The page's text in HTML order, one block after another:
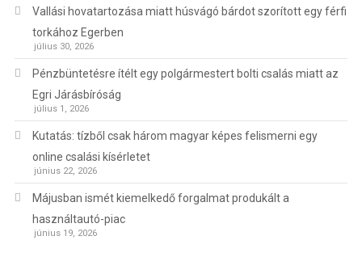
Vallási hovatartozása miatt húsvágó bárdot szorított egy férfi
torkához Egerben
július 30, 2026
Pénzbüntetésre ítélt egy polgármestert bolti csalás miatt az
Egri Járásbíróság
július 1, 2026
Kutatás: tízből csak három magyar képes felismerni egy
online csalási kísérletet
június 22, 2026
Májusban ismét kiemelkedő forgalmat produkált a
használtautó-piac
június 19, 2026